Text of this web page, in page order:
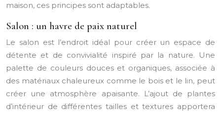
maison, ces principes sont adaptables.
Salon : un havre de paix naturel
Le salon est l’endroit idéal pour créer un espace de
détente et de convivialité inspiré par la nature. Une
palette de couleurs douces et organiques, associée à
des matériaux chaleureux comme le bois et le lin, peut
créer une atmosphère apaisante. L’ajout de plantes
d’intérieur de différentes tailles et textures apportera